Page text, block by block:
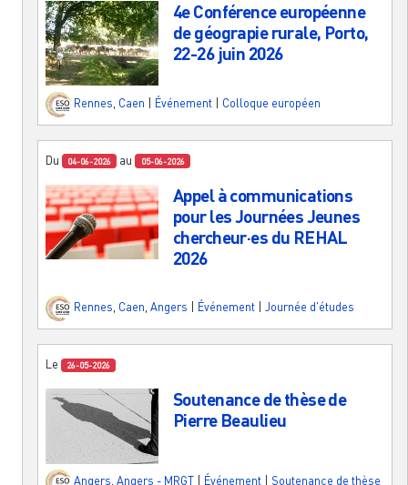
4e Conférence européenne
de géograpie rurale, Porto,
22-26 juin 2026
Rennes Caen Événement Colloque européen
Du 04-06-2026 au 05-06-2026
Appel à communications
pour les Journées Jeunes
chercheur·es du REHAL
2026
Rennes Caen Angers Événement Journée d'études
Le 26-05-2026
Soutenance de thèse de
Pierre Beaulieu
Angers Angers - MRGT Événement Soutenance de thèse